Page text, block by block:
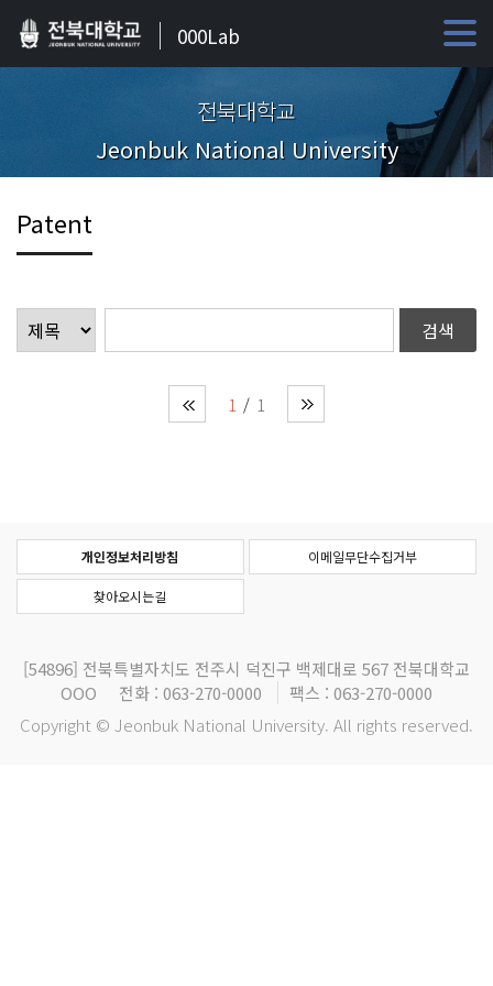
000Lab
전북대학교
Jeonbuk National University
Patent
1 1
개인정보처리방침 이메일무단수집거부
찾아오시는길
[54896] 전북특별자치도 전주시 덕진구 백제대로 567 전북대학교
OOO
전화 : 063-270-0000
팩스 : 063-270-0000
Copyright © Jeonbuk National University. All rights reserved.